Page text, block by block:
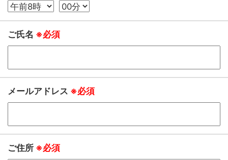
ご氏名 ※必須
メールアドレス ※必須
ご住所 ※必須